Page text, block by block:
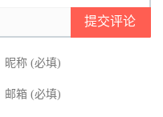
提交评论
昵称 (必填)
邮箱 (必填)